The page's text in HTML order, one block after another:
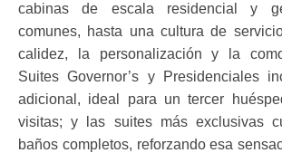
cabinas de escala residencial y
comunes, hasta una cultura de
calidez, la personalización y la
Suites Governor’s y Presidenciales
adicional, ideal para un tercer
visitas; y las suites más exclusivas
baños completos, reforzando esa